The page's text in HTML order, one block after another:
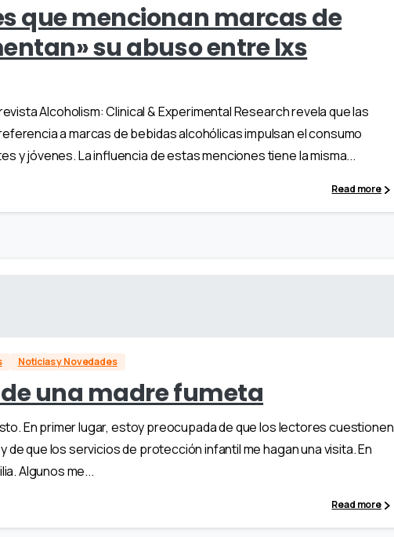
que mencionan marcas de
su abuso entre lxs
Alcoholism: Clinical & Experimental Research revela que las
a marcas de bebidas alcohólicas impulsan el consumo
y jóvenes. La influencia de estas menciones tiene la misma...
Read more
Noticias y Novedades
una madre fumeta
En primer lugar, estoy preocupada de que los lectores cuestionen
de que los servicios de protección infantil me hagan una visita. En
Algunos me...
Read more